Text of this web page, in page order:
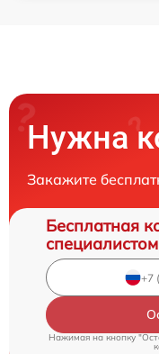
Нужна
Закажите
Бесплатная
специалистом
Нажимая на кнопку